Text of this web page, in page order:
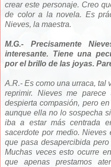
crear este personaje. Creo
de color a la novela. Es
Nieves, la maestra.
M.G.- Precisamente
interesante. Tiene una
por el brillo de las joyas.
A.R.- Es como una urraca, tal
reprimir. Nieves me
despierta compasión, pero
aunque ella no lo sospecha
iba a estar más centrada
sacerdote por medio. Nieves
que pasa desapercibida
Muchas veces esto ocurre
que apenas prestamos